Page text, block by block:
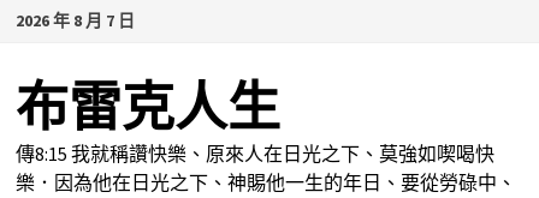
Skip
content
2026 年 8 月 7 日
布雷克人生
傳8:15 我就稱讚快樂、原來人在日光之下、莫強如喫喝快
樂．因為他在日光之下、神賜他一生的年日、要從勞碌中、